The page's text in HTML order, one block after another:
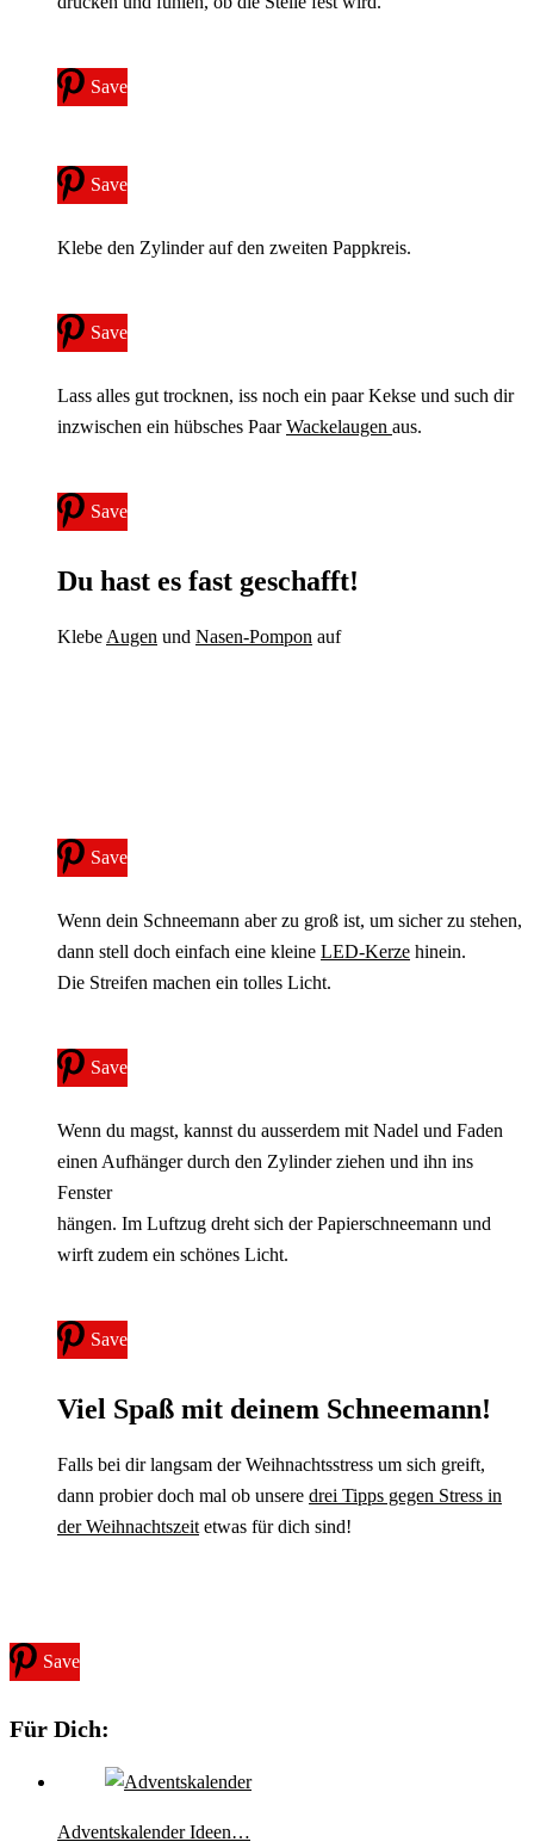
Save
Save
Klebe den Zylinder auf den zweiten Pappkreis.
Save
Lass alles gut trocknen, iss noch ein paar Kekse und such dir
inzwischen ein hübsches PaarWackelaugen aus.
Save
Du hast es fast geschafft!
Klebe Augen und Nasen-Pompon auf
Save
Wenn dein Schneemann aber zu groß ist, um sicher zu stehen,
dann stell doch einfach eine kleine LED-Kerze hinein.
Die Streifen machen ein tolles Licht.
Save
Wenn du magst, kannst du ausserdem mit Nadel und Faden
einen Aufhänger durch den Zylinder ziehen und ihn ins
Fenster
hängen. Im Luftzug dreht sich der Papierschneemann und
wirft zudem ein schönes Licht.
Save
Viel Spaß mit deinem Schneemann!
Falls bei dir langsam der Weihnachtsstress um sich greift,
dann probier doch mal ob unsere drei Tipps gegen Stress in
der Weihnachtszeit etwas für dich sind!
Save
Für Dich:
Adventskalender Ideen…